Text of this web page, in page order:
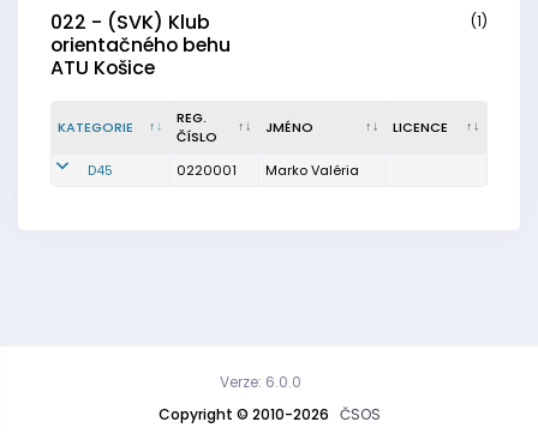
022 - (SVK) Klub
orientačného behu
ATU Košice
(1)
KATEGORIE
REG.
ČÍSLO
JMÉNO LICENCE
D45 0220001 Marko Valéria
Copyright © 2010-2026 ČSOS
Verze: 6.0.0